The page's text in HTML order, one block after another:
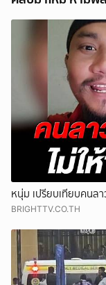
หนุ่ม เปรียบเทียบคนลา
BRIGHTTV.CO.TH